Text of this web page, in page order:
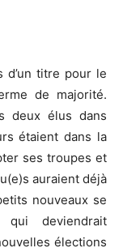
d’un titre pour le
de majorité.
deux élus dans
étaient dans la
ses troupes et
auraient déjà
nouveaux se
deviendrait
élections